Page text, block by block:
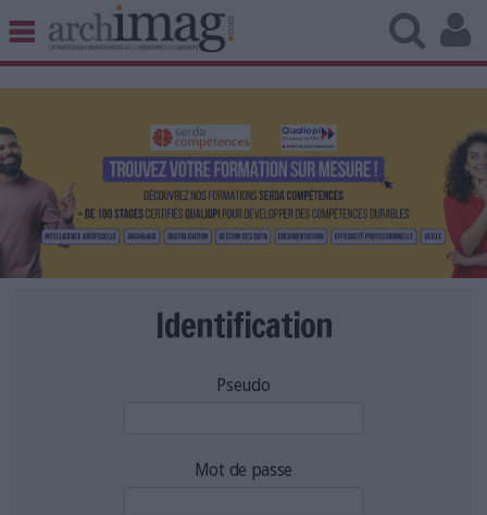
BIBLIOTHÈQUE ÉDITION
UNIVERS DATA
TRAVAIL COLLABORATIF
VIE NUMÉRIQUE
NUMÉRIQUE RESPONSABLE
Identification
Pseudo
Mot de passe